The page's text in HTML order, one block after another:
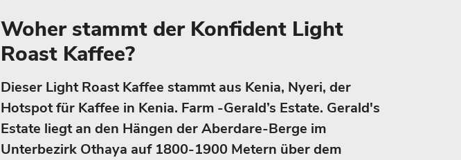
Woher stammt der Konfident Light
Roast Kaffee?
Dieser Light Roast Kaffee stammt aus Kenia, Nyeri, der
Hotspot für Kaffee in Kenia. Farm -Gerald’s Estate. Gerald's
Estate liegt an den Hängen der Aberdare-Berge im
Unterbezirk Othaya auf 1800-1900 Metern über dem